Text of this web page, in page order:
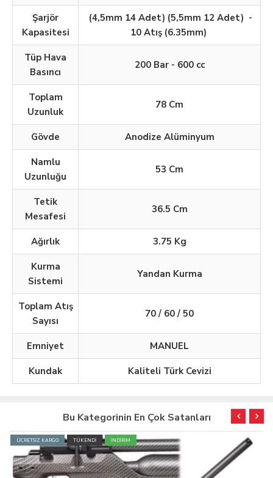
Şarjör
Kapasitesi
(4,5mm 14 Adet) (5,5mm 12 Adet) -
10 Atış (6.35mm)
Tüp Hava
Basıncı
200 Bar - 600 cc
Toplam
Uzunluk
78 Cm
Gövde Anodize Alüminyum
Namlu
Uzunluğu
53 Cm
Tetik
Mesafesi
36.5 Cm
Ağırlık 3.75 Kg
Kurma
Sistemi
Yandan Kurma
Toplam Atış
Sayısı
70 / 60 / 50
Emniyet MANUEL
Kundak Kaliteli Türk Cevizi
Bu Kategorinin En Çok Satanları
ÜCRETSİZ KARGO TÜKENDİ İNDİRİM